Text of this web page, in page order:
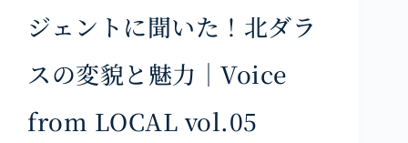
ジェントに聞いた！北ダラ
スの変貌と魅力｜Voice
from LOCAL vol.05